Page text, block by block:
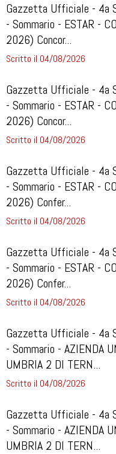
Gazzetta Ufficiale - 4a
- Sommario - ESTAR -
2026) Concor...
Scritto il 04/08/2026
Gazzetta Ufficiale - 4a
- Sommario - ESTAR -
2026) Concor...
Scritto il 04/08/2026
Gazzetta Ufficiale - 4a
- Sommario - ESTAR -
2026) Confer...
Scritto il 04/08/2026
Gazzetta Ufficiale - 4a
- Sommario - ESTAR -
2026) Confer...
Scritto il 04/08/2026
Gazzetta Ufficiale - 4a
- Sommario - AZIENDA
UMBRIA 2 DI TERN...
Scritto il 04/08/2026
Gazzetta Ufficiale - 4a
- Sommario - AZIENDA
UMBRIA 2 DI TERN...